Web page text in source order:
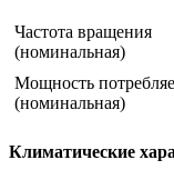
Частота вращения
(номинальная)
Мощность
(номинальная)
Климатические